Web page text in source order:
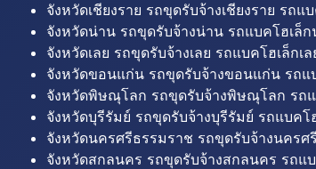
จังหวัดเชียงราย รถขุดรับจ้างเชียงราย รถแ
จังหวัดน่าน รถขุดรับจ้างน่าน รถแบคโฮเล็
จังหวัดเลย รถขุดรับจ้างเลย รถแบคโฮเล็กเ
จังหวัดขอนแก่น รถขุดรับจ้างขอนแก่น รถ
จังหวัดพิษณุโลก รถขุดรับจ้างพิษณุโลก ร
จังหวัดบุรีรัมย์ รถขุดรับจ้างบุรีรัมย์ รถแบค
จังหวัดนครศรีธรรมราช รถขุดรับจ้างนคร
จังหวัดสกลนคร รถขุดรับจ้างสกลนคร รถ